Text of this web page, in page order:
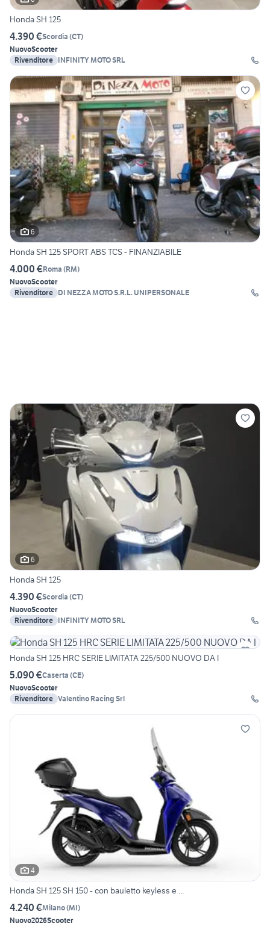
Honda SH 125
4.390 €Scordia (CT)
NuovoScooter
Rivenditore INFINITY MOTO SRL
6
Honda SH 125 SPORT ABS TCS - FINANZIABILE
4.000 €Roma (RM)
NuovoScooter
Rivenditore DI NEZZA MOTO S.R.L. UNIPERSONALE
6
Honda SH 125
4.390 €Scordia (CT)
NuovoScooter
Rivenditore INFINITY MOTO SRL
Honda SH 125 HRC SERIE LIMITATA 225/500 NUOVO DA I
5.090 €Caserta (CE)
NuovoScooter
Rivenditore Valentino Racing Srl
4
Honda SH 125 SH 150 - con bauletto keyless e ...
4.240 €Milano(MI)
Nuovo2026Scooter